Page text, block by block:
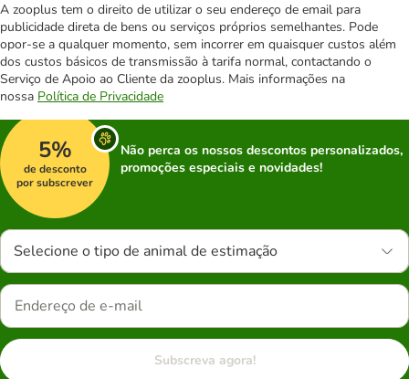
A zooplus tem o direito de utilizar o seu endereço de email para
publicidade direta de bens ou serviços próprios semelhantes. Pode
opor-se a qualquer momento, sem incorrer em quaisquer custos além
dos custos básicos de transmissão à tarifa normal, contactando o
Serviço de Apoio ao Cliente da zooplus. Mais informações na
nossa Política de Privacidade
5%
de desconto
por subscrever
Não perca os nossos descontos personalizados,
promoções especiais e novidades!
Selecione o tipo de animal de estimação
Subscreva agora!